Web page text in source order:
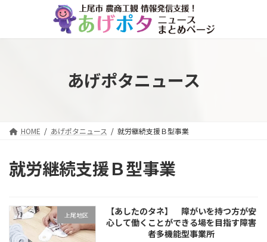
ン
ー
あげポタニュース
HOME あげポタニュース 就労継続支援Ｂ型事業
就労継続支援Ｂ型事業
上尾地区
【あしたのタネ】 障がいを持つ方が安
心して働くことができる場を目指す障害
者多機能型事業所